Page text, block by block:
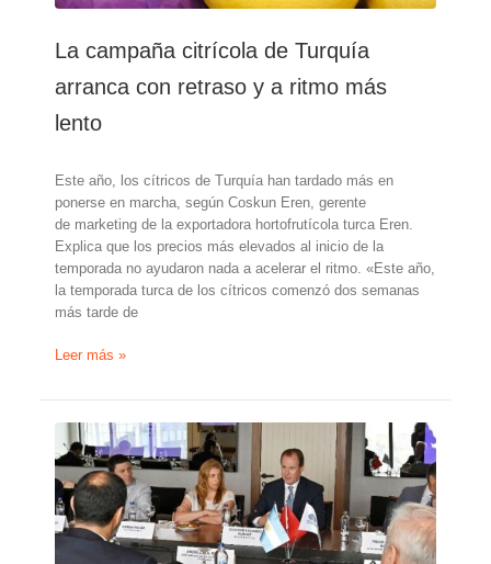
España
ser
en
las
citrícolas”
La campaña citrícola de Turquía
arranca con retraso y a ritmo más
lento
Este año, los cítricos de Turquía han tardado más en
ponerse en marcha, según Coskun Eren, gerente
de marketing de la exportadora hortofrutícola turca Eren.
Explica que los precios más elevados al inicio de la
temporada no ayudaron nada a acelerar el ritmo. «Este año,
la temporada turca de los cítricos comenzó dos semanas
más tarde de
La
citrícola
de
Turquía
arranca
con
retraso
y
Leer más »